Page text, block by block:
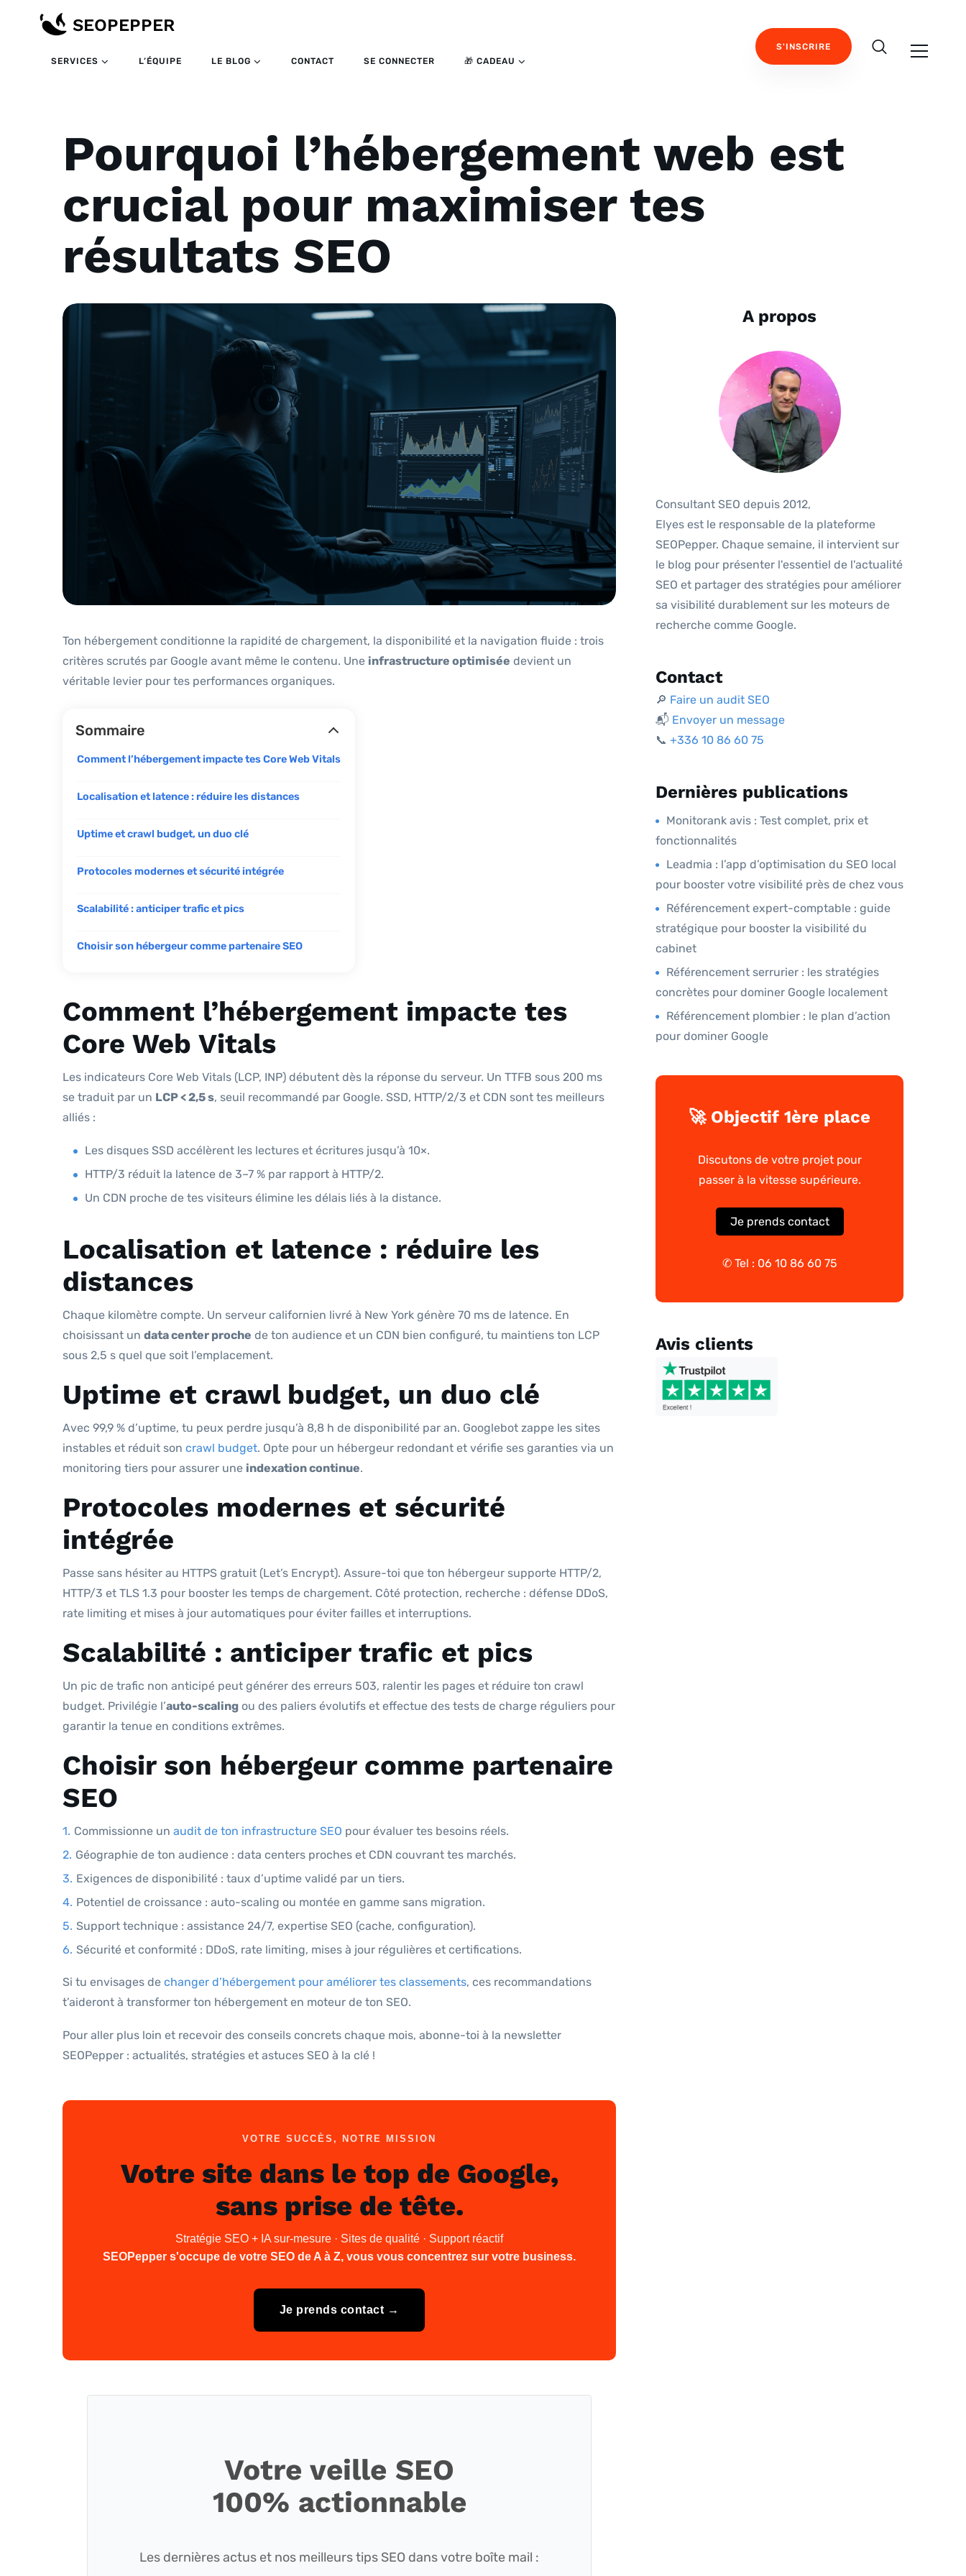
SERVICES L’ÉQUIPE LE BLOG CONTACT SE CONNECTER 🎁 CADEAU
S'INSCRIRE
Pourquoi l’hébergement web est
crucial pour maximiser tes
résultats SEO
Ton hébergement conditionne la rapidité de chargement, la disponibilité et la navigation fluide : trois
critères scrutés par Google avant même le contenu. Une infrastructure optimisée devient un
véritable levier pour tes performances organiques.
Sommaire
Comment l’hébergement impacte tes Core Web Vitals
Localisation et latence : réduire les distances
Uptime et crawl budget, un duo clé
Protocoles modernes et sécurité intégrée
Scalabilité : anticiper trafic et pics
Choisir son hébergeur comme partenaire SEO
Comment l’hébergement impacte tes
Core Web Vitals
Les indicateurs Core Web Vitals (LCP, INP) débutent dès la réponse du serveur. Un TTFB sous 200 ms
se traduit par un LCP < 2,5 s, seuil recommandé par Google. SSD, HTTP/2/3 et CDN sont tes meilleurs
alliés :
Les disques SSD accélèrent les lectures et écritures jusqu’à 10×.
HTTP/3 réduit la latence de 3–7 % par rapport à HTTP/2.
Un CDN proche de tes visiteurs élimine les délais liés à la distance.
Localisation et latence : réduire les
distances
Chaque kilomètre compte. Un serveur californien livré à New York génère 70 ms de latence. En
choisissant un data center proche de ton audience et un CDN bien configuré, tu maintiens ton LCP
sous 2,5 s quel que soit l’emplacement.
Uptime et crawl budget, un duo clé
Avec 99,9 % d’uptime, tu peux perdre jusqu’à 8,8 h de disponibilité par an. Googlebot zappe les sites
instables et réduit son crawl budget. Opte pour un hébergeur redondant et vérifie ses garanties via un
monitoring tiers pour assurer une indexation continue.
Protocoles modernes et sécurité
intégrée
Passe sans hésiter au HTTPS gratuit (Let’s Encrypt). Assure-toi que ton hébergeur supporte HTTP/2,
HTTP/3 et TLS 1.3 pour booster les temps de chargement. Côté protection, recherche : défense DDoS,
rate limiting et mises à jour automatiques pour éviter failles et interruptions.
Scalabilité : anticiper trafic et pics
Un pic de trafic non anticipé peut générer des erreurs 503, ralentir les pages et réduire ton crawl
budget. Privilégie l’auto-scaling ou des paliers évolutifs et effectue des tests de charge réguliers pour
garantir la tenue en conditions extrêmes.
Choisir son hébergeur comme partenaire
SEO
Commissionne un audit de ton infrastructure SEO pour évaluer tes besoins réels.
Géographie de ton audience : data centers proches et CDN couvrant tes marchés.
Exigences de disponibilité : taux d’uptime validé par un tiers.
Potentiel de croissance : auto-scaling ou montée en gamme sans migration.
Support technique : assistance 24/7, expertise SEO (cache, configuration).
Sécurité et conformité : DDoS, rate limiting, mises à jour régulières et certifications.
Si tu envisages de changer d’hébergement pour améliorer tes classements, ces recommandations
t’aideront à transformer ton hébergement en moteur de ton SEO.
Pour aller plus loin et recevoir des conseils concrets chaque mois, abonne-toi à la newsletter
SEOPepper : actualités, stratégies et astuces SEO à la clé !
VOTRE SUCCÈS, NOTRE MISSION
Votre site dans le top de Google,
sans prise de tête.
Stratégie SEO + IA sur-mesure · Sites de qualité · Support réactif
SEOPepper s'occupe de votre SEO de A à Z, vous vous concentrez sur votre business.
Je prends contact →
Votre veille SEO
100% actionnable
Les dernières actus et nos meilleurs tips SEO dans votre boîte mail :
A propos
Consultant SEO depuis 2012,
Elyes est le responsable de la plateforme
SEOPepper. Chaque semaine, il intervient sur
le blog pour présenter l'essentiel de l'actualité
SEO et partager des stratégies pour améliorer
sa visibilité durablement sur les moteurs de
recherche comme Google.
Contact
🔎 Faire un audit SEO
📬 Envoyer un message
📞 +336 10 86 60 75
Dernières publications
Monitorank avis : Test complet, prix et
fonctionnalités
Leadmia : l’app d’optimisation du SEO local
pour booster votre visibilité près de chez vous
Référencement expert-comptable : guide
stratégique pour booster la visibilité du
cabinet
Référencement serrurier : les stratégies
concrètes pour dominer Google localement
Référencement plombier : le plan d’action
pour dominer Google
🚀 Objectif 1ère place
Discutons de votre projet pour
passer à la vitesse supérieure.
Je prends contact
✆ Tel : 06 10 86 60 75
Avis clients